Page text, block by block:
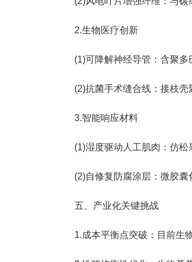
2.生物医疗创新
(1)可降解神经导管：含聚多
(2)抗菌手术缝合线：接枝壳
3.智能响应材料
(1)湿度驱动人工肌肉：仿松
(2)自修复防腐涂层：微胶囊
五、产业化关键挑战
1.成本平衡点突破：目前生